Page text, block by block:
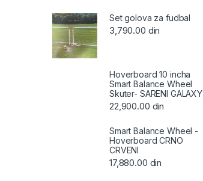
Set golova za fudbal
3,790.00 din
Hoverboard 10 incha
Smart Balance Wheel
Skuter- SARENI GALAXY
22,900.00 din
Smart Balance Wheel -
Hoverboard CRNO
CRVENI
17,880.00 din